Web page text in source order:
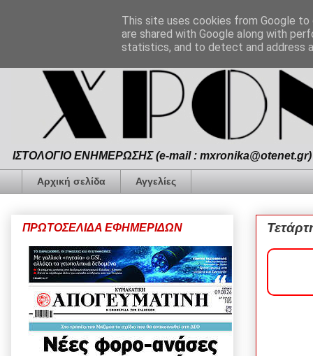
ΙΣΤΟΛΟΓΙΟ ΕΝΗΜΕΡΩΣΗΣ (e-mail :
Αρχική σελίδα Αγγελίες
ΠΡΩΤΟΣΕΛΙΔΑ ΕΦΗΜΕΡΙΔΩΝ
This site uses cookies from Google
are shared with Google along with
statistics, and to detect and address